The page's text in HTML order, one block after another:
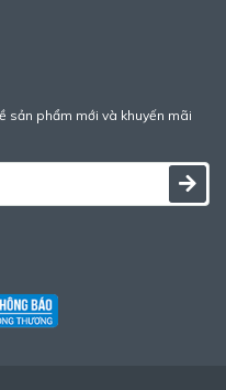
sản phẩm mới và khuyến mãi